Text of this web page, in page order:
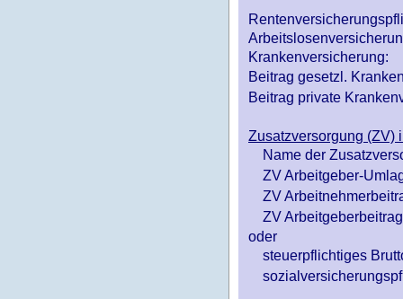
Krankenversicherung:
Beitrag gesetzl.
Beitrag private
Zusatzversorgung (ZV)
Name der
ZV Arbeitgeber-
ZV
ZV
oder
steuerpflichtiges